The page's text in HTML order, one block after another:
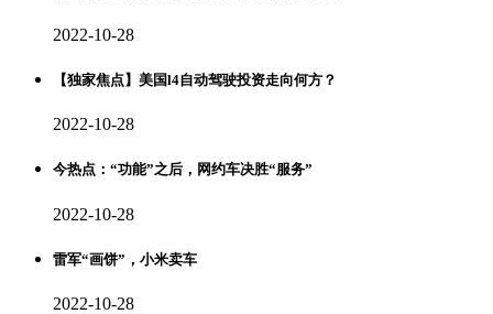
2022-10-28
【独家焦点】美国l4自动驾驶投资走向何方？
2022-10-28
今热点：“功能”之后，网约车决胜“服务”
2022-10-28
雷军“画饼”，小米卖车
2022-10-28